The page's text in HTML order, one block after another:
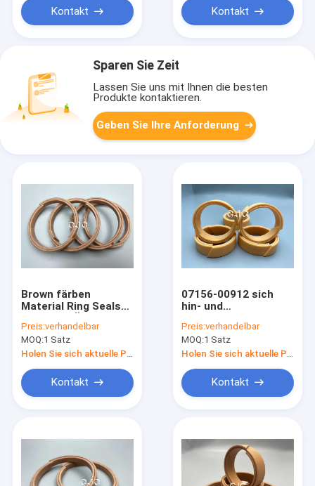
Kontakt Kontakt
Sparen Sie Zeit
Lassen Sie uns mit Ihnen die besten
Produkte kontaktieren.
Geben Sie Ihre Anforderung
Brown färben
Material Ring Seals
01012 für bewegliche
Hydraulik
Preis:verhandelbar
MOQ:1 Satz
Kontakt
07156-00912 sich
hin- und
Öldichtung WR, NBR-
Eimer-Dichtung
Bausatz
Hydraulischer
Zylinder Spare Parts
Preis:verhandelbar
MOQ:1 Satz
Kontakt